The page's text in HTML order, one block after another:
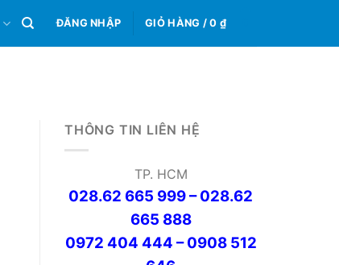
ĐĂNG NHẬP GIỎ HÀNG /0 ₫
THÔNG TIN LIÊN HỆ
TP. HCM
028.62 665 999 – 028.62
665 888
0972 404 444 – 0908 512